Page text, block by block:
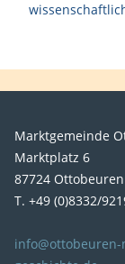
Marktgemeinde
Marktplatz 6
87724 Ottobeuren
T. +49 (0)8332/
info@ottobeuren-